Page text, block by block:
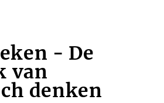
- De
van
denken